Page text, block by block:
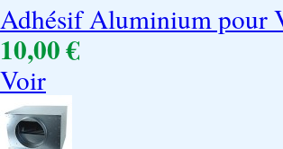
Adhésif Aluminium pour
10,00 €
Voir